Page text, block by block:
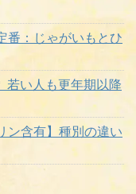
番：じゃがいもとひ
若い人も更年期以降
ン含有】種別の違い